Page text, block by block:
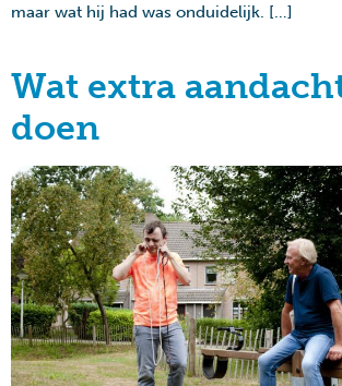
maar wat hij had was onduidelijk. […]
Wat extra
doen